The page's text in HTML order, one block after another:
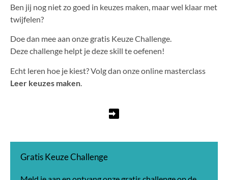
Ben jij nog niet zo goed in keuzes maken, maar wel klaar met
twijfelen?
Doe dan mee aan onze gratis Keuze Challenge.
Deze challenge helpt je deze skill te oefenen!
Echt leren hoe je kiest? Volg dan onze online masterclass
Leer keuzes maken
Gratis Keuze Challenge